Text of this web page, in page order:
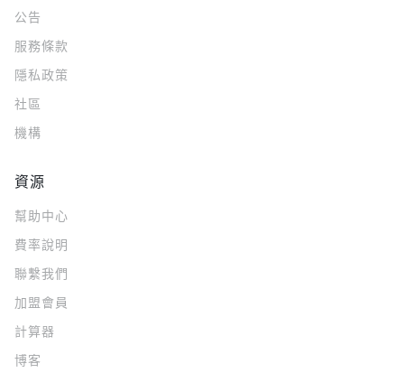
公告
服務條款
隱私政策
社區
機構
資源
幫助中心
費率說明
聯繫我們
加盟會員
計算器
博客